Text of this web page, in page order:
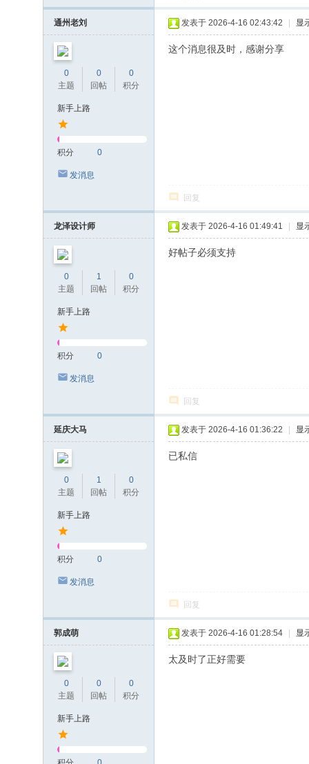
通州老刘
0
主题
0
回帖
0
积分
新手上路
积分 0
发消息
发表于 2026-4-16 02:43:42 显
这个消息很及时，感谢分享
回复
龙泽设计师
0
主题
1
回帖
0
积分
新手上路
积分 0
发消息
发表于 2026-4-16 01:49:41 显
好帖子必须支持
回复
延庆大马
0
主题
1
回帖
0
积分
新手上路
积分 0
发消息
发表于 2026-4-16 01:36:22 显
已私信
回复
郭成萌
0
主题
0
回帖
0
积分
新手上路
发表于 2026-4-16 01:28:54 显
太及时了正好需要